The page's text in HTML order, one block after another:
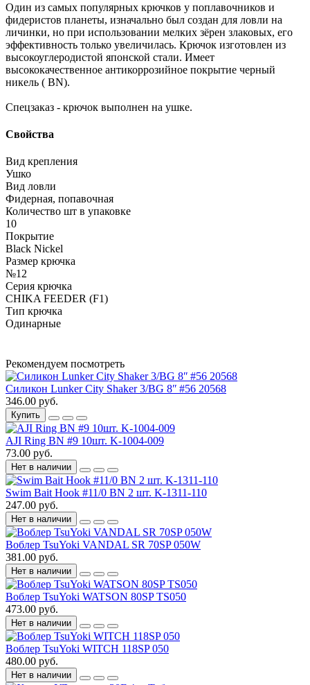
Один из самых популярных крючков у поплавочников и
фидеристов планеты, изначально был создан для ловли на
личинки, но при использовании мелких зёрен злаковых, его
эффективность только увеличилась. Крючок изготовлен из
высокоуглеродистой японской стали. Имеет
высококачественное антикоррозийное покрытие черный
никель ( BN).
Спецзаказ - крючок выполнен на ушке.
Свойства
Вид крепления
Ушко
Вид ловли
Фидерная, попавочная
Количество шт в упаковке
10
Покрытие
Black Nickel
Размер крючка
№12
Серия крючка
CHIKA FEEDER (F1)
Тип крючка
Одинарные
Рекомендуем посмотреть
Силикон Lunker City Shaker 3/BG 8ʺ #56 20568
346.00 руб.
Купить
AJI Ring BN #9 10шт. K-1004-009
73.00 руб.
Нет в наличии
Swim Bait Hook #11/0 BN 2 шт. K-1311-110
247.00 руб.
Нет в наличии
Воблер TsuYoki VANDAL SR 70SP 050W
381.00 руб.
Нет в наличии
Воблер TsuYoki WATSON 80SP TS050
473.00 руб.
Нет в наличии
Воблер TsuYoki WITCH 118SP 050
480.00 руб.
Нет в наличии